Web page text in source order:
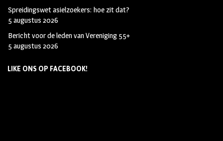
Spreidingswet asielzoekers: hoe zit dat?
5 augustus 2026
Bericht voor de leden van Vereniging 55+
5 augustus 2026
LIKE ONS OP FACEBOOK!